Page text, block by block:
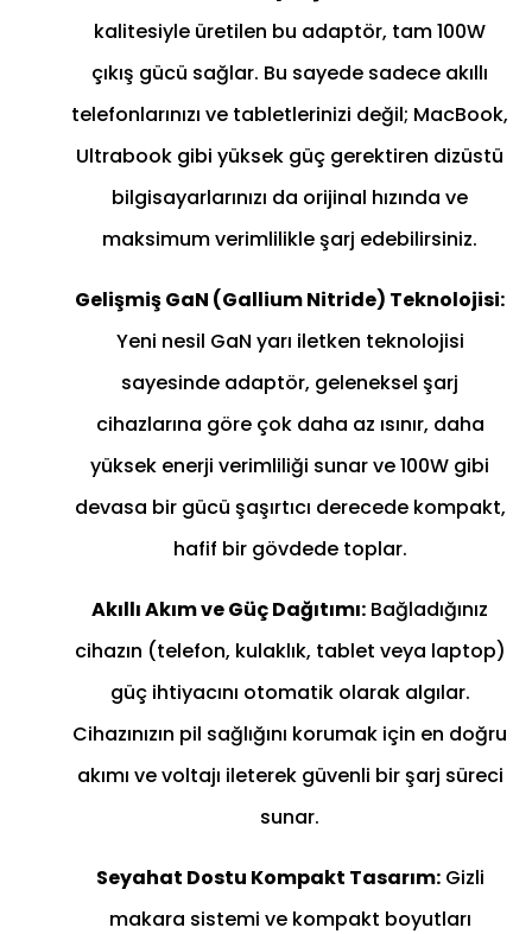
kalitesiyle üretilen bu adaptör, tam 100W
çıkış gücü sağlar. Bu sayede sadece akıllı
telefonlarınızı ve tabletlerinizi değil; MacBook,
Ultrabook gibi yüksek güç gerektiren dizüstü
bilgisayarlarınızı da orijinal hızında ve
maksimum verimlilikle şarj edebilirsiniz.
Gelişmiş GaN (Gallium Nitride) Teknolojisi:
Yeni nesil GaN yarı iletken teknolojisi
sayesinde adaptör, geleneksel şarj
cihazlarına göre çok daha az ısınır, daha
yüksek enerji verimliliği sunar ve 100W gibi
devasa bir gücü şaşırtıcı derecede kompakt,
hafif bir gövdede toplar.
Akıllı Akım ve Güç Dağıtımı: Bağladığınız
cihazın (telefon, kulaklık, tablet veya laptop)
güç ihtiyacını otomatik olarak algılar.
Cihazınızın pil sağlığını korumak için en doğru
akımı ve voltajı ileterek güvenli bir şarj süreci
sunar.
Seyahat Dostu Kompakt Tasarım:Gizli
makara sistemi ve kompakt boyutları